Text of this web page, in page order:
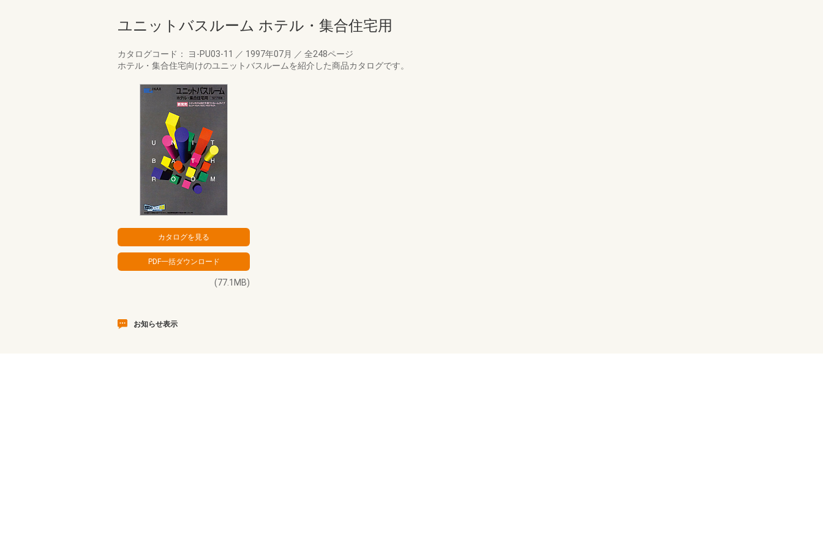
ユニットバスルーム ホテル・集合住宅用
カタログコード： ヨ-PU03-11 ／ 1997年07月 ／ 全248ページ
ホテル・集合住宅向けのユニットバスルームを紹介した商品カタログです。
(77.1MB)
お知らせ表示